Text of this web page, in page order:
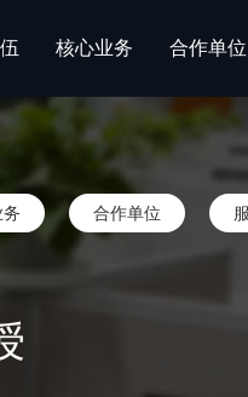
核心业务 合作单位
合作单位